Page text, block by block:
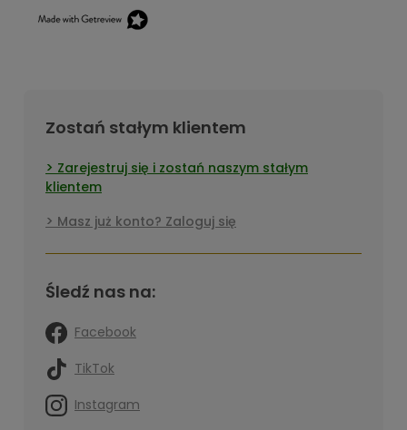
Zostań stałym klientem
Zarejestruj się i zostań naszym stałym
klientem
Masz już konto? Zaloguj się
Śledź nas na:
Facebook
TikTok
Instagram